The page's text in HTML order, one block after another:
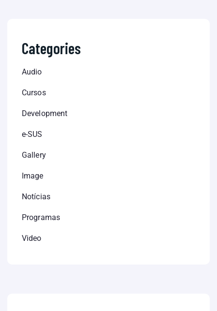
Categories
Audio
Cursos
Development
e-SUS
Gallery
Image
Notícias
Programas
Video